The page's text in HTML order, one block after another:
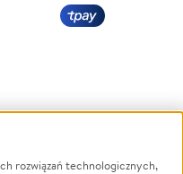
Powódź
rozwiązań technologicznych,